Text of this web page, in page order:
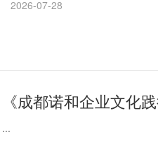
2026-07-28
《成都诺和企业文化
...